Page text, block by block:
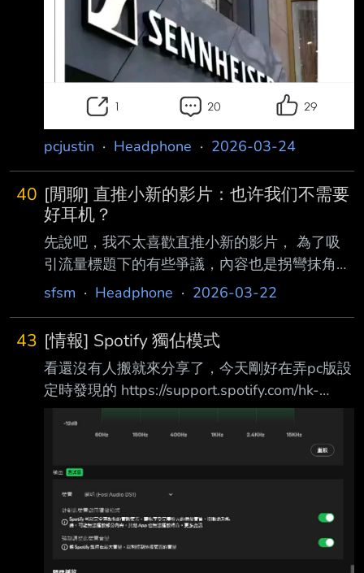
pcjustin · Headphone · 2026-03-24
40 [閒聊] 直推小新的影片：也许我们不需要
好耳机？
先說吧，我不太喜歡直推小新的影片， 為了吸
引流量標題下的有些爭議，內容也是拐彎抹角的
但是我還是會看...對不起我犯賤... 前幾天他發布
许我们不需要好耳机？】
https://www.bilibili.com/video/BV1i4wXzaEnp
讓我話匣子又開了 因為直推小新在影片裡一直
輕描帶過一個重點：混音 讓我很煩躁... 影片中小
新沒明說卻又一直不斷在暗示『你們沒必要花大
錢買耳機』 但是卻沒有詳細明說明為什麼， 那
sfsm · Headphone · 2026-03-22
43 [情報] Spotify 獨佔模式
看還沒有人搬就來分享了，今天剛好在弄pc版設
定時發現的 https://support.spotify.com/hk-
zh/article/exclusive-mode/
http://i.imgur.com/dbw3zbU.jpg 這下可以考慮
把手上的Tidal退掉了，曲庫差超多 ----- Sent
from JPTT on my Asus ASUS_AI2203_C. --